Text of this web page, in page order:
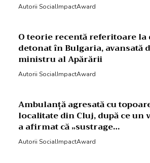
Autorii SocialImpactAward
O teorie recentă referitoare la
detonat în Bulgaria, avansată
ministru al Apărării
Autorii SocialImpactAward
Ambulanță agresată cu
localitate din Cluj, după ce un
a afirmat că „sustrage…
Autorii SocialImpactAward